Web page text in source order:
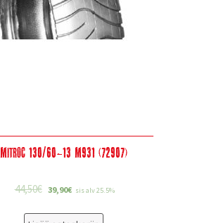
Mitroc 130/60-13 M931 (72907)
44,50€ 39,90€ sis alv 25.5%